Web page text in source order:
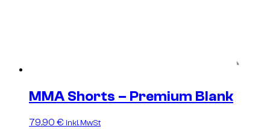
MMA Shorts – Premium Blank
79.90 € inkl. MwSt